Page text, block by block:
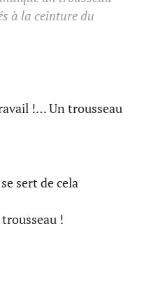
à la ceinture du
!… Un trousseau
sert de cela
!